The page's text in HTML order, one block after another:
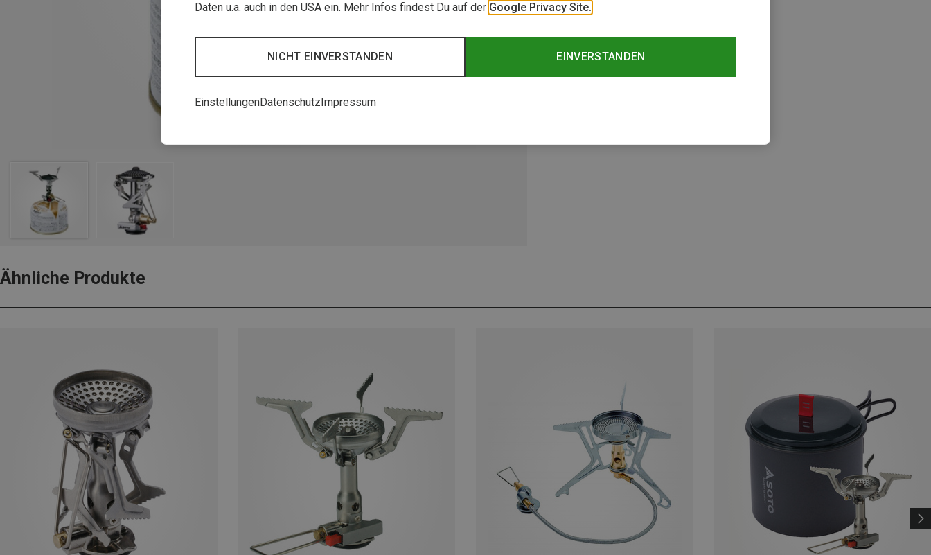
Ähnliche Produkte
Daten u.a. auch in den USA ein. Mehr Infos findest Du auf der Google Privacy Site.
EINVERSTANDEN
NICHT EINVERSTANDEN
EinstellungenDatenschutzImpressum